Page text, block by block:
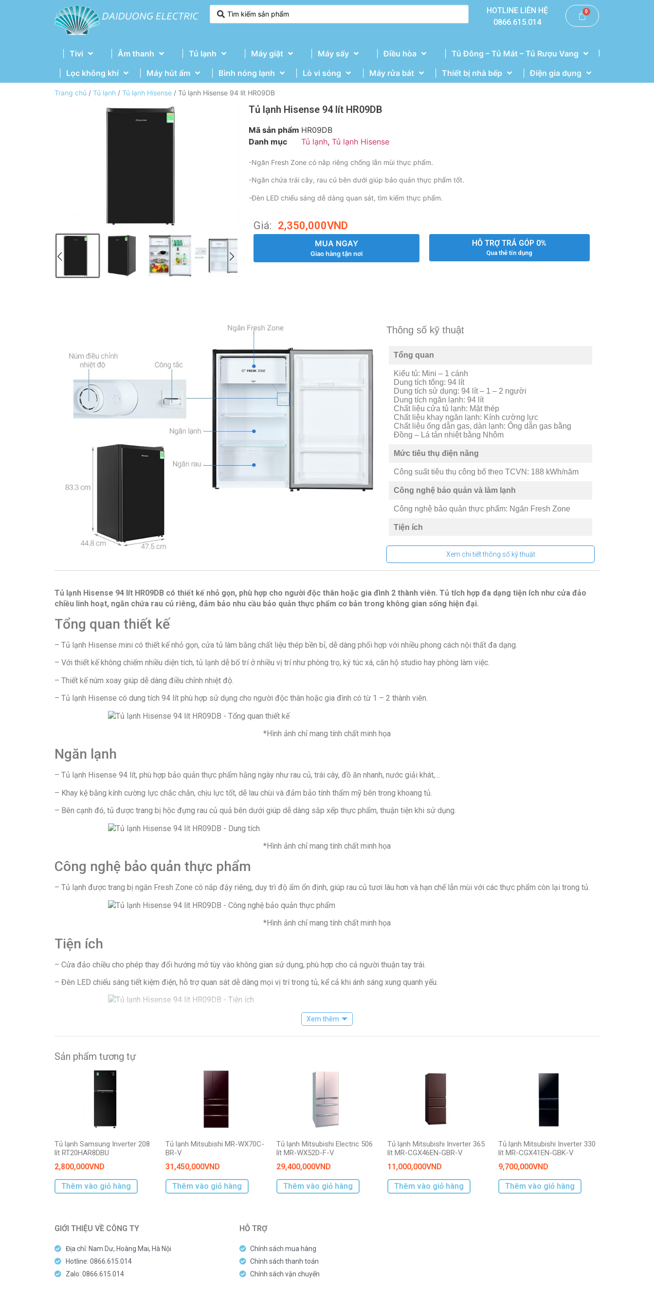
HOTLINE LIÊN HỆ
0866.615.014
Tivi Âm thanh Tủ lạnh Máy giặt Máy sấy Điều hòa
Tủ Đông – Tủ Mát – Tủ Rượu Vang
Lọc không khí
Máy hút ẩm Bình nóng lạnh Lò vi sóng Máy rửa bát Thiết bị nhà bếp Điện gia dụng
|
Trang chủ / Tủ lạnh / Tủ lạnh Hisense / Tủ lạnh Hisense 94 lít HR09DB
Tủ lạnh Hisense 94 lít HR09DB
Mã sản phẩm HR09DB
Danh mục
Tủ lạnh, Tủ lạnh Hisense
-Ngăn Fresh Zone có nắp riêng chống lẫn mùi thực phẩm.
-Ngăn chứa trái cây, rau củ bên dưới giúp bảo quản thực phẩm tốt.
-Đèn LED chiếu sáng dễ dàng quan sát, tìm kiếm thực phẩm.
Giá: 2,350,000VND
MUA NGAY
Giao hàng tận nơi
HỖ TRỢ TRẢ GÓP 0%
Qua thẻ tín dụng
Thông số kỹ thuật
Tổng quan
Kiểu tủ: Mini – 1 cánh
Dung tích tổng: 94 lít
Dung tích sử dụng: 94 lít – 1 – 2 người
Dung tích ngăn lạnh: 94 lít
Chất liệu cửa tủ lạnh: Mặt thép
Chất liệu khay ngăn lạnh: Kính cường lực
Chất liệu ống dẫn gas, dàn lạnh: Ống dẫn gas bằng
Đồng – Lá tản nhiệt bằng Nhôm
Mức tiêu thụ điện năng
Công suất tiêu thụ công bố theo TCVN: 188 kWh/năm
Công nghệ bảo quản và làm lạnh
Công nghệ bảo quản thực phẩm: Ngăn Fresh Zone
Tiện ích
-Đèn LED chiếu sáng
-Cửa đảo chiều
Thông tin lắp đặt
Kích thước – Khối lượng: Cao 84.2 cm – Ngang 47.5
cm – Sâu 44.8 cm – Nặng 19.7 kg
Hãng: Hisense
Xem chi tiết thông số kỹ thuật
Tủ lạnh Hisense 94 lít HR09DB có thiết kế nhỏ gọn, phù hợp cho người độc thân hoặc gia đình 2 thành viên. Tủ tích hợp đa dạng tiện ích như cửa đảo
chiều linh hoạt, ngăn chứa rau củ riêng, đảm bảo nhu cầu bảo quản thực phẩm cơ bản trong không gian sống hiện đại.
Tổng quan thiết kế
– Tủ lạnh Hisense mini có thiết kế nhỏ gọn, cửa tủ làm bằng chất liệu thép bền bỉ, dễ dàng phối hợp với nhiều phong cách nội thất đa dạng.
– Với thiết kế không chiếm nhiều diện tích, tủ lạnh dễ bố trí ở nhiều vị trí như phòng trọ, ký túc xá, căn hộ studio hay phòng làm việc.
– Thiết kế núm xoay giúp dễ dàng điều chỉnh nhiệt độ.
– Tủ lạnh Hisense có dung tích 94 lít phù hợp sử dụng cho người độc thân hoặc gia đình có từ 1 – 2 thành viên.
*Hình ảnh chỉ mang tính chất minh họa
Ngăn lạnh
– Tủ lạnh Hisense 94 lít, phù hợp bảo quản thực phẩm hằng ngày như rau củ, trái cây, đồ ăn nhanh, nước giải khát,…
– Khay kệ bằng kính cường lực chắc chắn, chịu lực tốt, dễ lau chùi và đảm bảo tính thẩm mỹ bên trong khoang tủ.
– Bên cạnh đó, tủ được trang bị hộc đựng rau củ quả bên dưới giúp dễ dàng sắp xếp thực phẩm, thuận tiện khi sử dụng.
*Hình ảnh chỉ mang tính chất minh họa
Công nghệ bảo quản thực phẩm
– Tủ lạnh được trang bị ngăn Fresh Zone có nắp đậy riêng, duy trì độ ẩm ổn định, giúp rau củ tươi lâu hơn và hạn chế lẫn mùi với các thực phẩm còn lại trong tủ.
*Hình ảnh chỉ mang tính chất minh họa
Tiện ích
– Cửa đảo chiều cho phép thay đổi hướng mở tùy vào không gian sử dụng, phù hợp cho cả người thuận tay trái.
– Đèn LED chiếu sáng tiết kiệm điện, hỗ trợ quan sát dễ dàng mọi vị trí trong tủ, kể cả khi ánh sáng xung quanh yếu.
*Hình ảnh chỉ mang tính chất minh họa
Xem thêm
Sản phẩm tương tự
Tủ lạnh Samsung Inverter 208
lít RT20HAR8DBU
2,800,000VND
Thêm vào giỏ hàng
Tủ lạnh Mitsubishi MR-WX70C-
BR-V
31,450,000VND
Thêm vào giỏ hàng
Tủ lạnh Mitsubishi Electric 506
lít MR-WX52D-F-V
29,400,000VND
Thêm vào giỏ hàng
Tủ lạnh Mitsubishi Inverter 365
lít MR-CGX46EN-GBR-V
11,000,000VND
Thêm vào giỏ hàng
Tủ lạnh Mitsubishi Inverter 330
lít MR-CGX41EN-GBK-V
9,700,000VND
Thêm vào giỏ hàng
GIỚI THIỆU VỀ CÔNG TY
Địa chỉ: Nam Dư, Hoàng Mai, Hà Nội
Hotline: 0866.615.014
Zalo: 0866.615.014
HỖ TRỢ
Chính sách mua hàng
Chính sách thanh toán
Chính sách vận chuyển